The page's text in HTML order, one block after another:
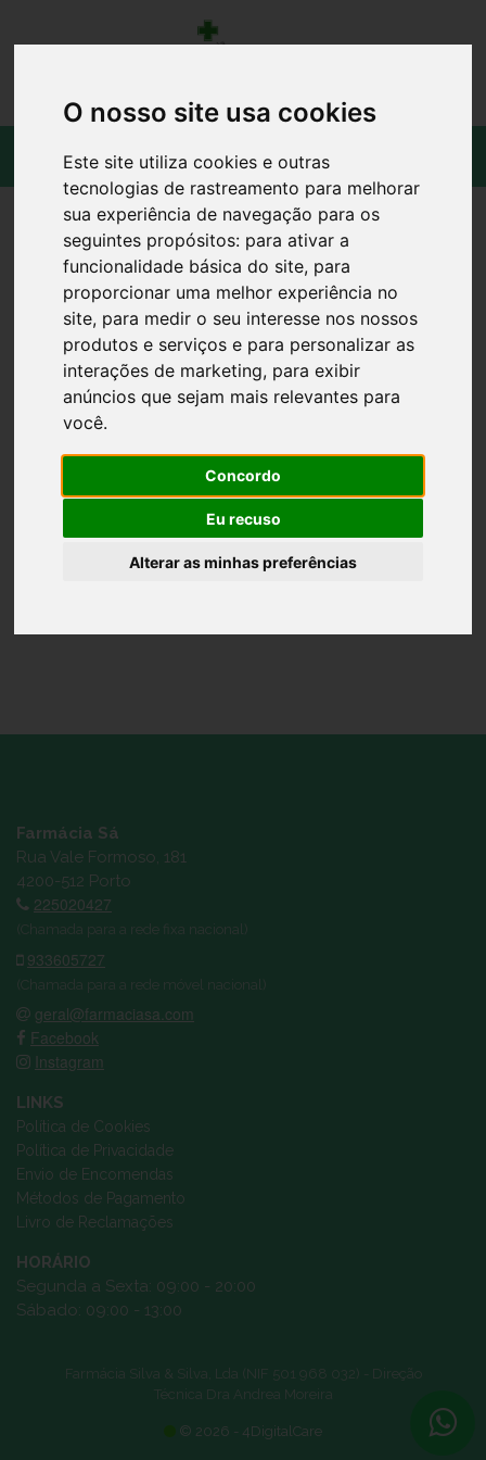
O nosso site usa cookies
Este site utiliza cookies e outras
tecnologias de rastreamento para melhorar
sua experiência de navegação para os
seguintes propósitos: para ativar a
funcionalidade básica do site, para
proporcionar uma melhor experiência no
site, para medir o seu interesse nos nossos
produtos e serviços e para personalizar as
interações de marketing, para exibir
anúncios que sejam mais relevantes para
você.
Concordo
Eu recuso
Alterar as minhas preferências
RHINOMER BABY NARHINEL REC
X10 +DESC25%
Farmácia Sá
Rua Vale Formoso, 181
4200-512 Porto
225020427
(Chamada para a rede fixa nacional)
933605727
(Chamada para a rede móvel nacional)
geral@farmaciasa.com
Facebook
Instagram
LINKS
Política de Cookies
Política de Privacidade
Envio de Encomendas
Métodos de Pagamento
Livro de Reclamações
HORÁRIO
Segunda a Sexta: 09:00 - 20:00
Sábado: 09:00 - 13:00
Farmácia Silva & Silva, Lda (NIF 501 968 032) - Direção
Técnica Dra Andrea Moreira
© 2026 - 4DigitalCare